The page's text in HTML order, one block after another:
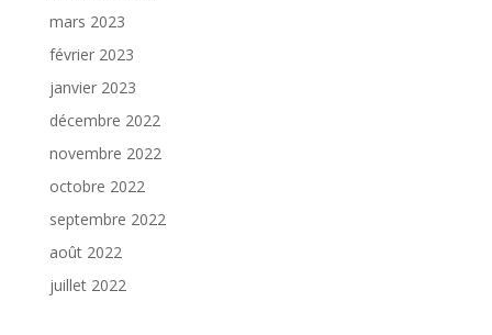
mars 2023
février 2023
janvier 2023
décembre 2022
novembre 2022
octobre 2022
septembre 2022
août 2022
juillet 2022